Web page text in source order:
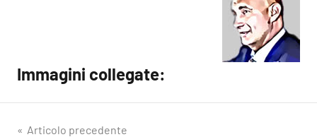
Immagini collegate:
Articolo precedente